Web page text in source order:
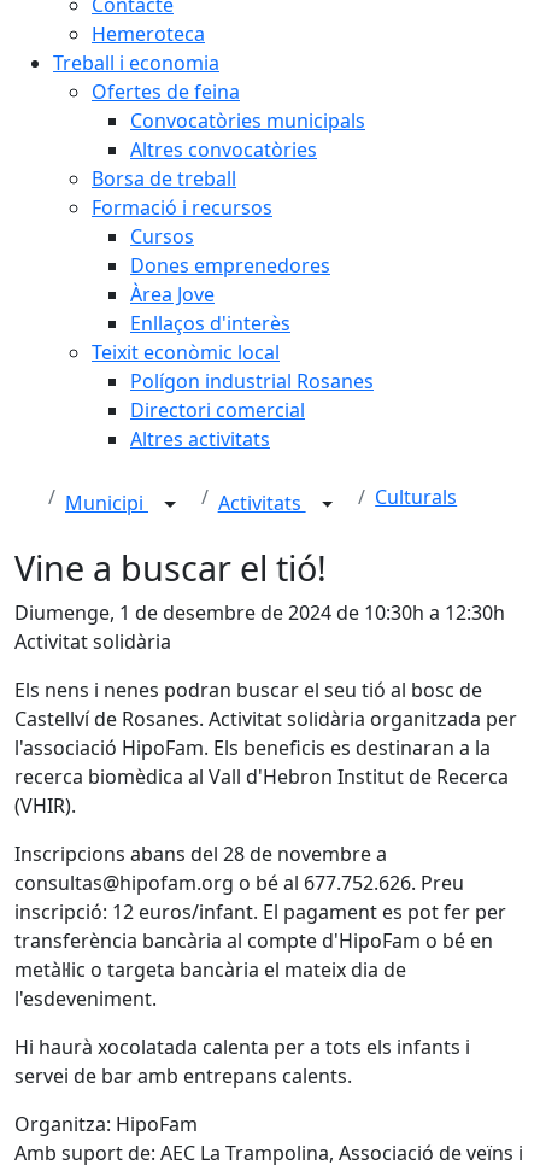
Hemeroteca
Treball i economia
Ofertes de feina
Convocatòries municipals
Altres convocatòries
Borsa de treball
Formació i recursos
Cursos
Dones emprenedores
Àrea Jove
Enllaços d'interès
Teixit econòmic local
Polígon industrial Rosanes
Directori comercial
Altres activitats
Municipi Activitats Culturals
Vine a buscar el tió!
Diumenge, 1 de desembre de 2024 de 10:30h a 12:30h
Activitat solidària
Els nens i nenes podran buscar el seu tió al bosc de
Castellví de Rosanes. Activitat solidària organitzada per
l'associació HipoFam. Els beneficis es destinaran a la
recerca biomèdica al Vall d'Hebron Institut de Recerca
(VHIR).
Inscripcions abans del 28 de novembre a
consultas@hipofam.org o bé al 677.752.626. Preu
inscripció: 12 euros/infant. El pagament es pot fer per
transferència bancària al compte d'HipoFam o bé en
metàl·lic o targeta bancària el mateix dia de
l'esdeveniment.
Hi haurà xocolatada calenta per a tots els infants i
servei de bar amb entrepans calents.
Organitza: HipoFam
Amb suport de: AEC La Trampolina, Associació de veïns i